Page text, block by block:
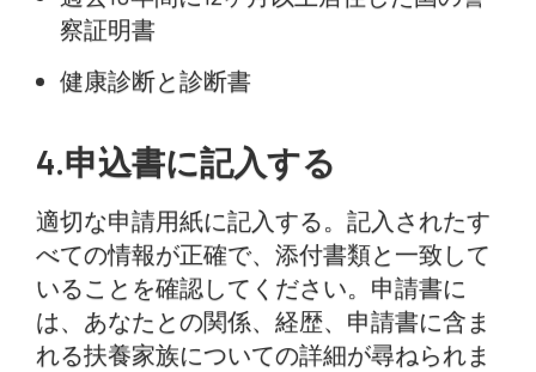
察証明書
健康診断と診断書
4.申込書に記入する
適切な申請用紙に記入する。記入されたす
べての情報が正確で、添付書類と一致して
いることを確認してください。申請書に
は、あなたとの関係、経歴、申請書に含ま
れる扶養家族についての詳細が尋ねられま